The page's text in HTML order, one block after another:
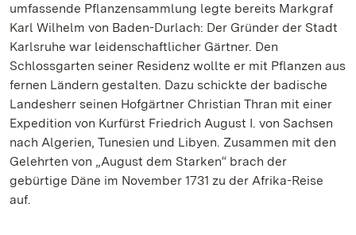
umfassende Pflanzensammlung legte bereits Markgraf
Karl Wilhelm von Baden-Durlach: Der Gründer der Stadt
Karlsruhe war leidenschaftlicher Gärtner. Den
Schlossgarten seiner Residenz wollte er mit Pflanzen aus
fernen Ländern gestalten. Dazu schickte der badische
Landesherr seinen Hofgärtner Christian Thran mit einer
Expedition von Kurfürst Friedrich August I. von Sachsen
nach Algerien, Tunesien und Libyen. Zusammen mit den
Gelehrten von „August dem Starken“ brach der
gebürtige Däne im November 1731 zu der Afrika-Reise
auf.